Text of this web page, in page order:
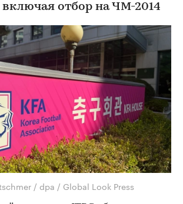
включая отбор на ЧМ-2014
/ dpa / Global Look Press